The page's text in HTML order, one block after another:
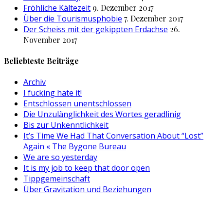
Fröhliche Kältezeit 9. Dezember 2017
Über die Tourismusphobie 7. Dezember 2017
Der Scheiss mit der gekippten Erdachse 26.
November 2017
Beliebteste Beiträge
Archiv
I fucking hate it!
Entschlossen unentschlossen
Die Unzulänglichkeit des Wortes geradlinig
Bis zur Unkenntlichkeit
It’s Time We Had That Conversation About “Lost”
Again « The Bygone Bureau
We are so yesterday
It is my job to keep that door open
Tippgemeinschaft
Über Gravitation und Beziehungen